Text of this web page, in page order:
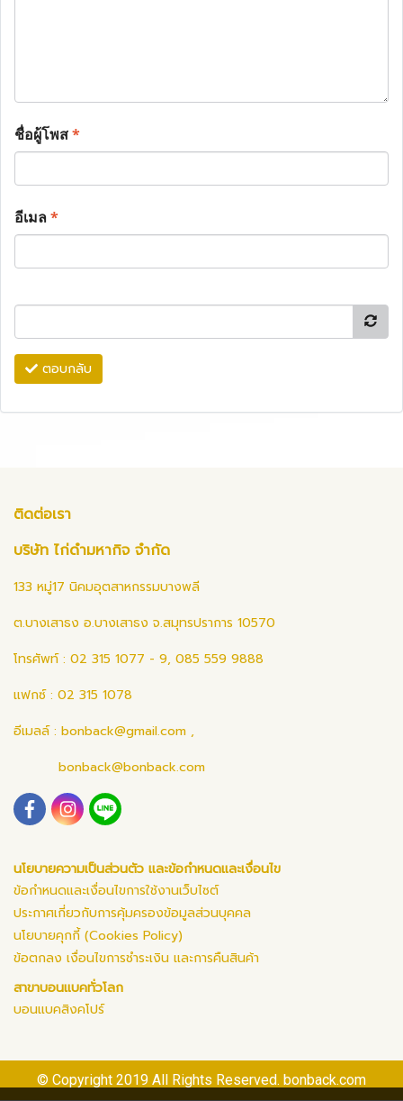
ชื่อผู้โพส*
อีเมล*
ตอบกลับ
ติดต่อเรา
บริษัท ไก่ดำมหากิจ จำกัด
133 หมู่17 นิคมอุตสาหกรรมบางพลี
ต.บางเสาธง อ.บางเสาธง จ.สมุทรปราการ 10570
โทรศัพท์ : 02 315 1077 - 9, 085 559 9888
แฟกซ์ : 02 315 1078
อีเมลล์ : bonback@gmail.com ,
bonback@bonback.com
นโยบายความเป็นส่วนตัว และข้อกำหนดและเงื่อนไข
ข้อกำหนดและเงื่อนไขการใช้งานเว็บไซต์
ประกาศเกี่ยวกับการคุ้มครองข้อมูลส่วนบุคคล
นโยบายคุกกี้ (Cookies Policy)
ข้อตกลง เงื่อนไขการชำระเงิน และการคืนสินค้า
สาขาบอนแบคทั่วโลก
บอนแบคสิงคโปร์
© Copyright 2019 All Rights Reserved. bonback.com